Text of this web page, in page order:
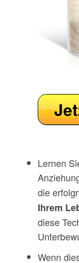
Lernen
die
Ihrem
diese
Wenn